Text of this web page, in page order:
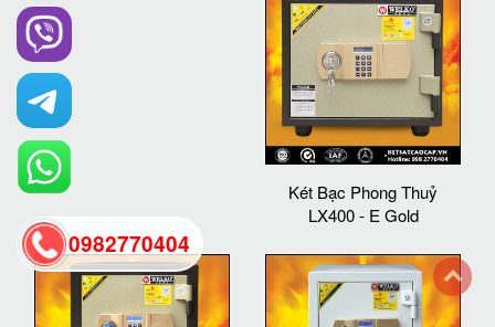
Két Bạc Phong Thuỷ
LX400 - E Gold
0982770404
back